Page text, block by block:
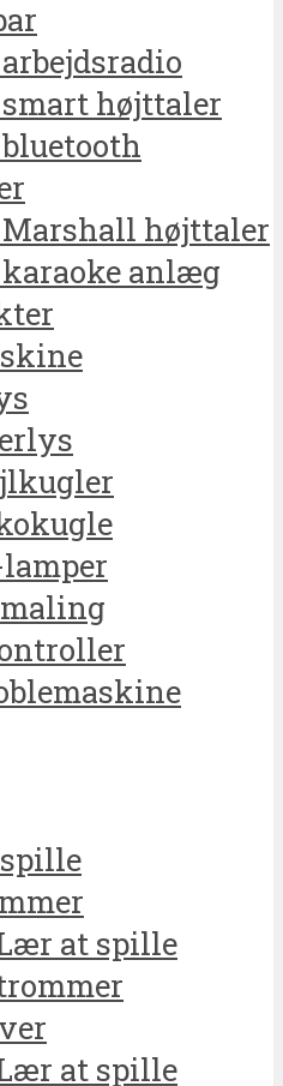
smart højttaler
Marshall højttaler
karaoke anlæg
at spille
at spille